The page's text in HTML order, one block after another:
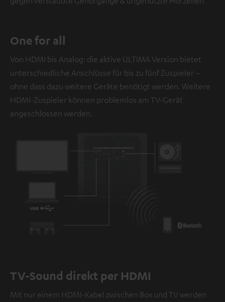
Datenschutzerklärung unter I zu finden.
One for all
Von HDMI bis Analog: die aktive ULTIMA Version bietet
unterschiedliche Anschlüsse für bis zu fünf Zuspieler –
ohne dass dazu weitere Geräte benötigt werden. Weitere
HDMI-Zuspieler können problemlos am TV-Gerät
angeschlossen werden.
TV-Sound direkt per HDMI
Mit nur einem HDMI-Kabel zwischen Box und TV werden